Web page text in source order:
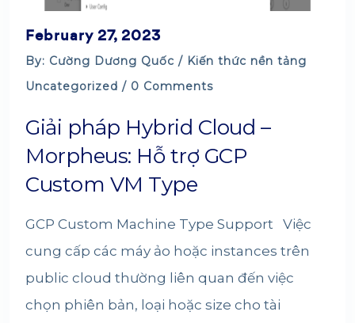
February 27, 2023
By: Cường Dương Quốc / Kiến thức nền tảng
Uncategorized / 0 Comments
Giải pháp Hybrid Cloud –
Morpheus: Hỗ trợ GCP
Custom VM Type
GCP Custom Machine Type Support Việc
cung cấp các máy ảo hoặc instances trên
public cloud thường liên quan đến việc
chọn phiên bản, loại hoặc size cho tài